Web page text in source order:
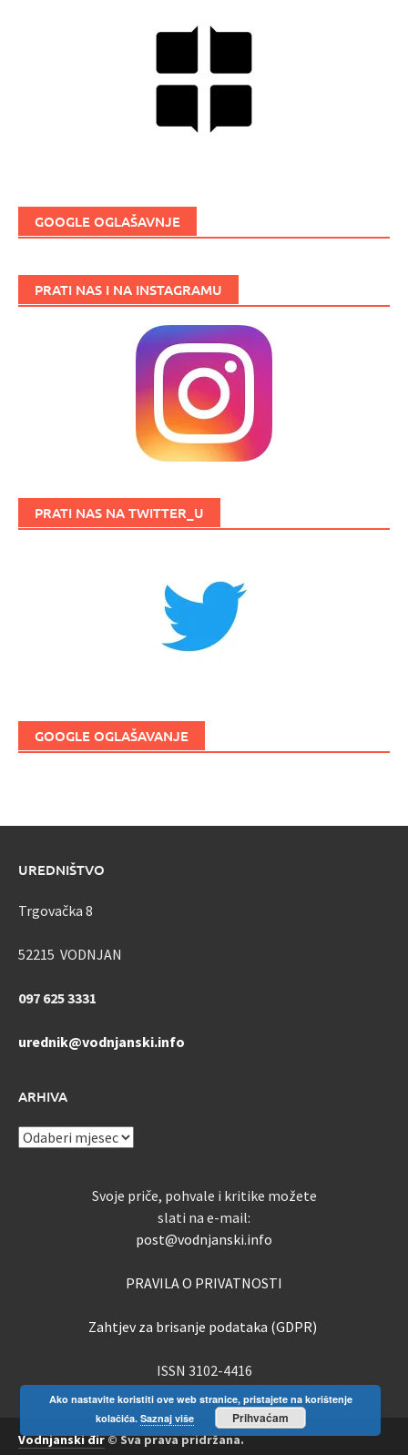
GOOGLE OGLAŠAVNJE
PRATI NAS I NA INSTAGRAMU
PRATI NAS NA TWITTER_U
GOOGLE OGLAŠAVANJE
UREDNIŠTVO
Trgovačka 8
52215 VODNJAN
097 625 3331
urednik@vodnjanski.info
ARHIVA
ARHIVA
Svoje priče, pohvale i kritike možete
slati na e-mail:
post@vodnjanski.info
PRAVILA O PRIVATNOSTI
Zahtjev za brisanje podataka (GDPR)
ISSN 3102-4416
Vodnjanski đir© Sva prava pridržana.
Ako nastavite koristiti ove web stranice, pristajete na korištenje
kolačića. Saznaj više Prihvaćam